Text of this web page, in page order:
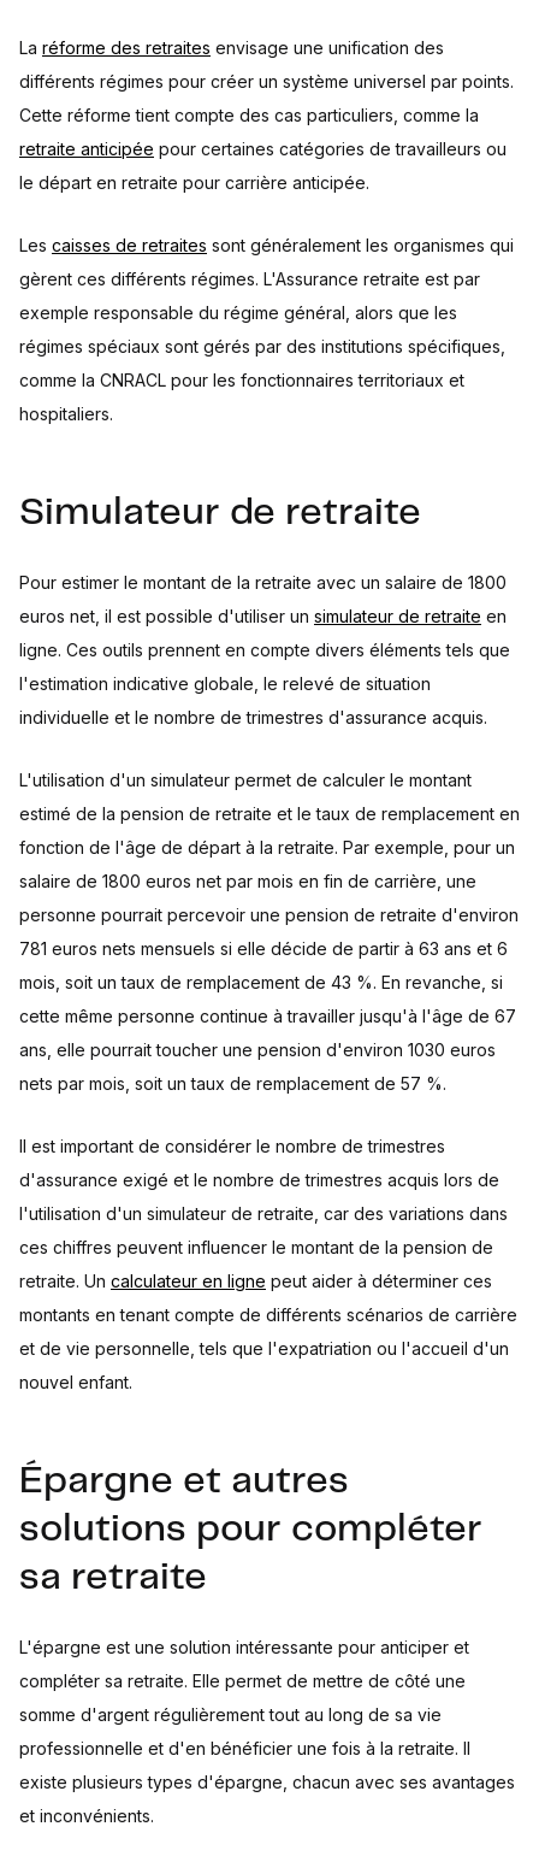
La réforme des retraites envisage une unification des
différents régimes pour créer un système universel par points.
Cette réforme tient compte des cas particuliers, comme la
retraite anticipée pour certaines catégories de travailleurs ou
le départ en retraite pour carrière anticipée.
Les caisses de retraites sont généralement les organismes qui
gèrent ces différents régimes. L'Assurance retraite est par
exemple responsable du régime général, alors que les
régimes spéciaux sont gérés par des institutions spécifiques,
comme la CNRACL pour les fonctionnaires territoriaux et
hospitaliers.
Simulateur de retraite
Pour estimer le montant de la retraite avec un salaire de 1800
euros net, il est possible d'utiliser un simulateur de retraite en
ligne. Ces outils prennent en compte divers éléments tels que
l'estimation indicative globale, le relevé de situation
individuelle et le nombre de trimestres d'assurance acquis.
L'utilisation d'un simulateur permet de calculer le montant
estimé de la pension de retraite et le taux de remplacement en
fonction de l'âge de départ à la retraite. Par exemple, pour un
salaire de 1800 euros net par mois en fin de carrière, une
personne pourrait percevoir une pension de retraite d'environ
781 euros nets mensuels si elle décide de partir à 63 ans et 6
mois, soit un taux de remplacement de 43 %. En revanche, si
cette même personne continue à travailler jusqu'à l'âge de 67
ans, elle pourrait toucher une pension d'environ 1030 euros
nets par mois, soit un taux de remplacement de 57 %.
Il est important de considérer le nombre de trimestres
d'assurance exigé et le nombre de trimestres acquis lors de
l'utilisation d'un simulateur de retraite, car des variations dans
ces chiffres peuvent influencer le montant de la pension de
retraite. Un calculateur en ligne peut aider à déterminer ces
montants en tenant compte de différents scénarios de carrière
et de vie personnelle, tels que l'expatriation ou l'accueil d'un
nouvel enfant.
Épargne et autres
solutions pour compléter
sa retraite
L'épargne est une solution intéressante pour anticiper et
compléter sa retraite. Elle permet de mettre de côté une
somme d'argent régulièrement tout au long de sa vie
professionnelle et d'en bénéficier une fois à la retraite. Il
existe plusieurs types d'épargne, chacun avec ses avantages
et inconvénients.